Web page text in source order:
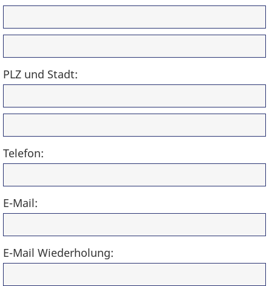
PLZ und Stadt:
Telefon:
E-Mail:
E-Mail Wiederholung: